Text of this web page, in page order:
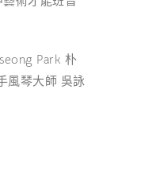
Park 朴
風琴大師 吳詠